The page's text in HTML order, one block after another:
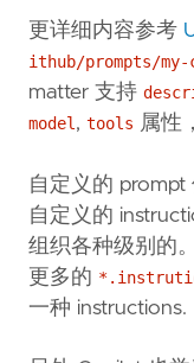
更详细内容参考
ithub/prompts/my-
matter 支持
model, tools 属性
自定义的 prompt
自定义的
组织各种级别的
更多的
一种 instructions.